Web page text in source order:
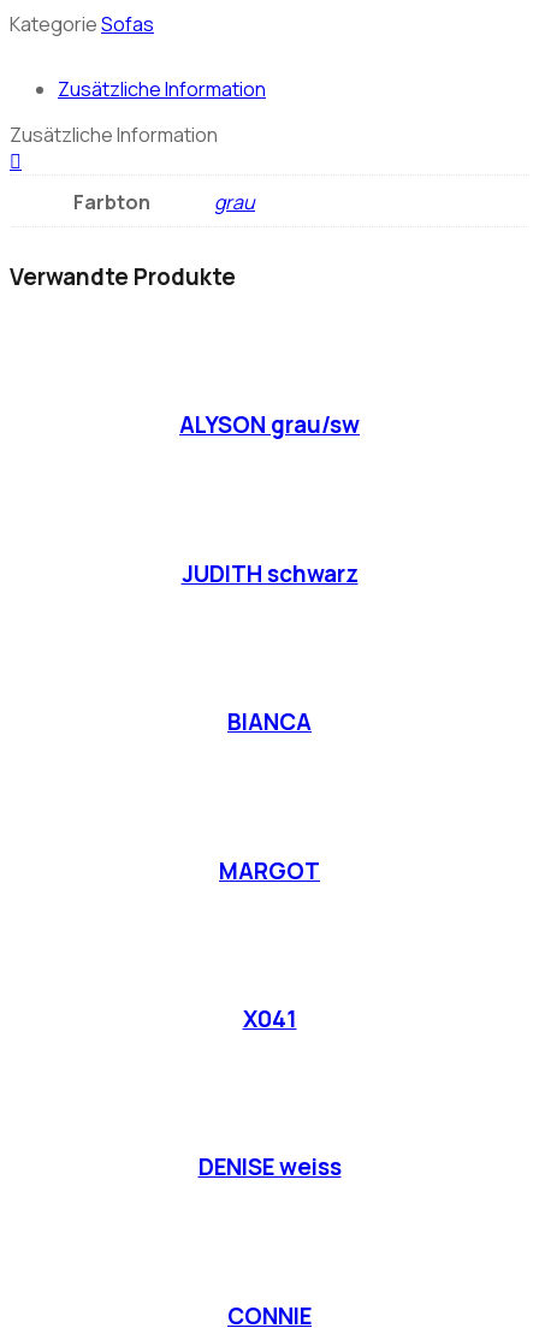
KategorieSofas
Zusätzliche Information
Zusätzliche Information
Farbton grau
Verwandte Produkte
ALYSON grau/sw
JUDITH schwarz
BIANCA
MARGOT
X041
DENISE weiss
CONNIE